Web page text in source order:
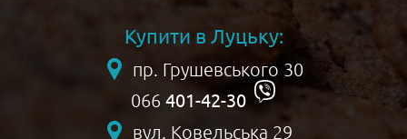
Купити в Луцьку:
пр. Грушевського 30
066 401-42-30
вул. Ковельська 29